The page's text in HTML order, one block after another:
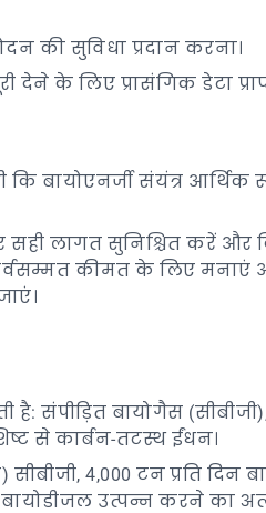
की सुविधा प्रदान करना।
देने के लिए प्रासंगिक डेटा
बायोएनर्जी संयंत्र आर्थिक
सही लागत सुनिश्चित करें और
कीमत के लिए मनाएं
है: संपीड़ित बायोगैस
से कार्बन-तटस्थ ईंधन।
सीबीजी, 4,000 टन प्रति दिन
बायोडीजल उत्पन्न करने का